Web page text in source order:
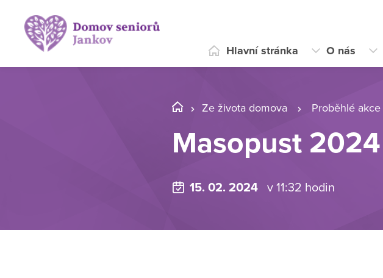
Hlavní stránka O nás
Ze života domova Proběhlé akce
Masopust 2024
15. 02. 2024 v 11:32 hodin